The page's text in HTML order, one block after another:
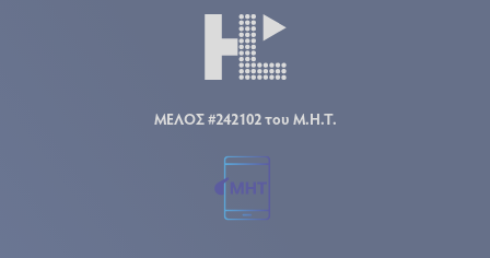
ΜΕΛΟΣ #242102 του Μ.Η.Τ.